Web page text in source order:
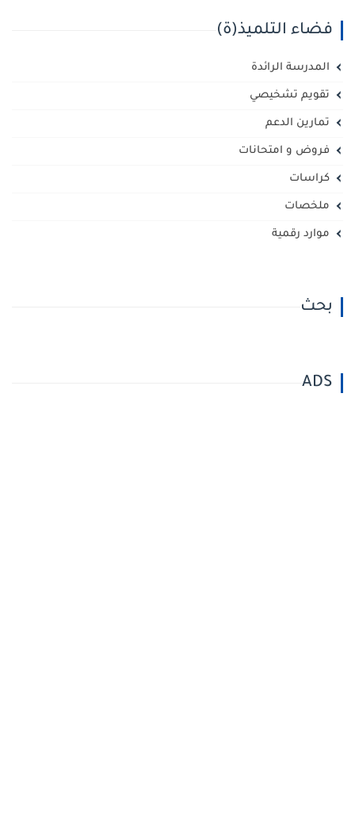
فضاء التلميذ(ة)
المدرسة الرائدة
تقويم تشخيصي
تمارين الدعم
فروض و امتحانات
كراسات
ملخصات
موارد رقمية
بحث
ADS